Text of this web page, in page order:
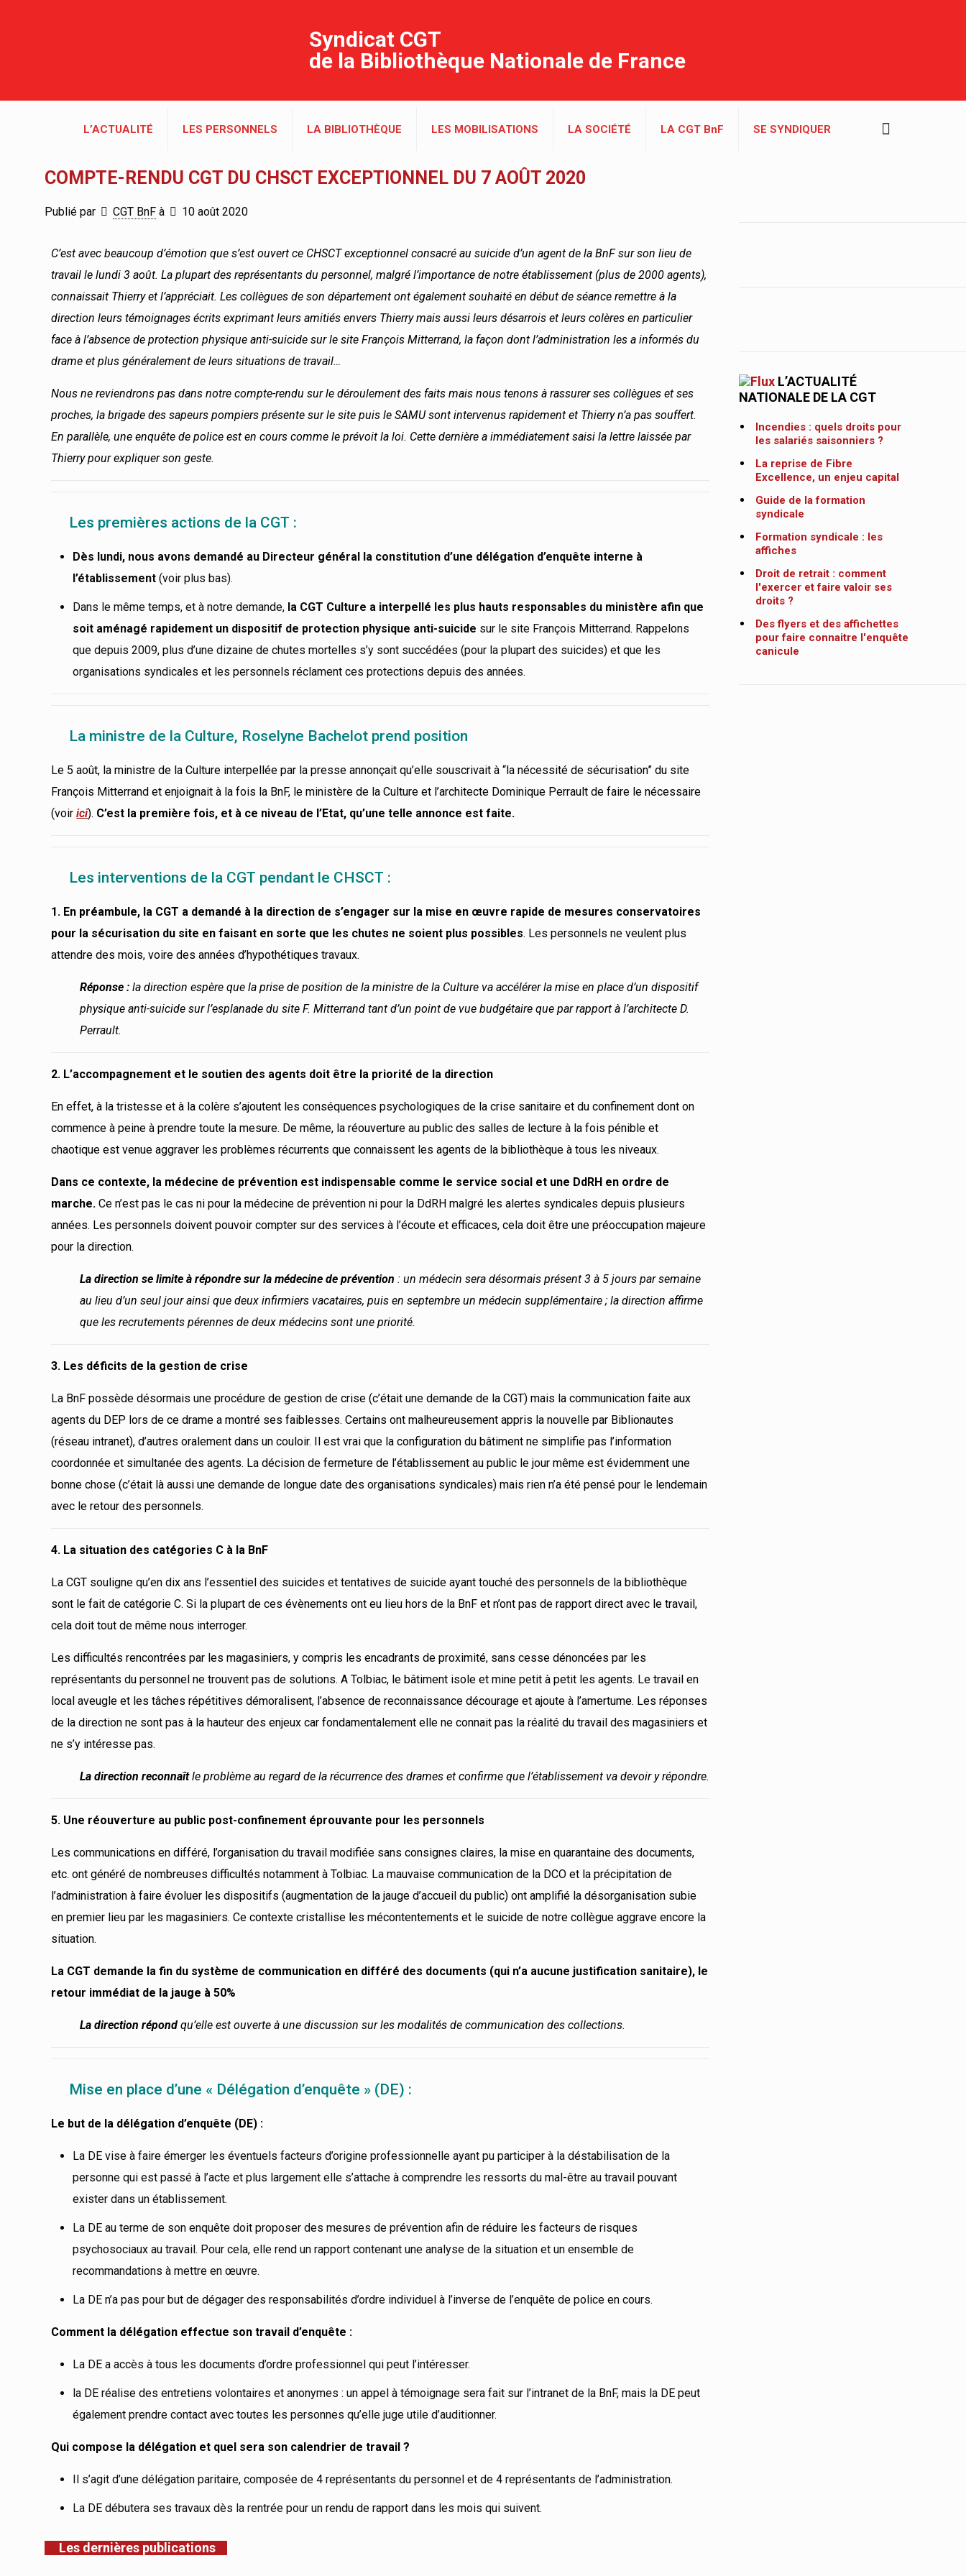
Syndicat CGT
de la Bibliothèque Nationale de France
L’ACTUALITÉ LES PERSONNELS LA BIBLIOTHÈQUE LES MOBILISATIONS LA SOCIÉTÉ LA CGT BnF SE SYNDIQUER
COMPTE-RENDU CGT DU CHSCT EXCEPTIONNEL DU 7 AOÛT 2020
Publié par CGT BnF à 10 août 2020
C’est avec beaucoup d’émotion que s’est ouvert ce CHSCT exceptionnel consacré au suicide d’un agent de la BnF sur son lieu de
travail le lundi 3 août.La plupart des représentants du personnel, malgré l’importance de notre établissement (plus de 2000 agents),
connaissait Thierry et l’appréciait.Les collègues de son département ont également souhaité en début de séance remettre à la
direction leurs témoignages écrits exprimant leurs amitiés envers Thierry mais aussi leurs désarrois et leurs colères en particulier
face à l’absence de protection physique anti-suicide sur le site François Mitterrand, la façon dont l’administration les a informés du
drame et plus généralement de leurs situations de travail…
Nous ne reviendrons pas dans notre compte-rendu sur le déroulement des faits mais nous tenons à rassurer ses collègues et ses
proches, la brigade des sapeurs pompiers présente sur le site puis le SAMU sont intervenus rapidement et Thierry n’a pas souffert.
En parallèle, une enquête de police est en cours comme le prévoit la loi. Cette dernière a immédiatement saisi la lettre laissée par
Thierry pour expliquer son geste.
Les premières actions de la CGT :
Dès lundi, nous avons demandé au Directeur général la constitution d’une délégation d’enquête interne à
l’établissement(voir plus bas).
Dans le même temps, et à notre demande, la CGT Culture a interpellé les plus hauts responsables du ministère afin que
soit aménagé rapidement un dispositif de protection physique anti-suicide sur le site François Mitterrand. Rappelons
que depuis 2009, plus d’une dizaine de chutes mortelles s’y sont succédées (pour la plupart des suicides) et que les
organisations syndicales et les personnels réclament ces protections depuis des années.
La ministre de la Culture, Roselyne Bachelot prend position
Le 5 août, la ministre de la Culture interpellée par la presse annonçait qu’elle souscrivait à “la nécessité de sécurisation” du site
François Mitterrand et enjoignait à la fois la BnF, le ministère de la Culture et l’architecte Dominique Perrault de faire le nécessaire
(voirici). C’est la première fois, et à ce niveau de l’Etat, qu’une telle annonce est faite.
Les interventions de la CGT pendant le CHSCT :
1. En préambule, la CGT a demandé à la direction de s’engager sur la mise en œuvre rapide de mesures conservatoires
pour la sécurisation du site en faisant en sorte que les chutes ne soient plus possibles. Les personnels ne veulent plus
attendre des mois, voire des années d’hypothétiques travaux.
Réponse :la direction espère que la prise de position de la ministre de la Culture va accélérer la mise en place d’un dispositif
physique anti-suicide sur l’esplanade du site F. Mitterrand tant d’un point de vue budgétaire que par rapport à l’architecte D.
Perrault.
2. L’accompagnement et le soutien des agents doit être la priorité de la direction
En effet, à la tristesse et à la colère s’ajoutent les conséquences psychologiques de la crise sanitaire et du confinement dont on
commence à peine à prendre toute la mesure. De même, la réouverture au public des salles de lecture à la fois pénible et
chaotique est venue aggraver les problèmes récurrents que connaissent les agents de la bibliothèque à tous les niveaux.
Dans ce contexte, la médecine de prévention est indispensable comme le service social et une DdRH en ordre de
marche.Ce n’est pas le cas ni pour la médecine de prévention ni pour la DdRH malgré les alertes syndicales depuis plusieurs
années. Les personnels doivent pouvoir compter sur des services à l’écoute et efficaces, cela doit être une préoccupation majeure
pour la direction.
La direction se limite à répondre sur la médecine de prévention: un médecin sera désormais présent 3 à 5 jours par semaine
au lieu d’un seul jour ainsi que deux infirmiers vacataires, puis en septembre un médecin supplémentaire ; la direction affirme
que les recrutements pérennes de deux médecins sont une priorité.
3. Les déficits de la gestion de crise
La BnF possède désormais une procédure de gestion de crise (c’était une demande de la CGT) mais la communication faite aux
agents du DEP lors de ce drame a montré ses faiblesses. Certains ont malheureusement appris la nouvelle par Biblionautes
(réseau intranet), d’autres oralement dans un couloir. Il est vrai que la configuration du bâtiment ne simplifie pas l’information
coordonnée et simultanée des agents. La décision de fermeture de l’établissement au public le jour même est évidemment une
bonne chose (c’était là aussi une demande de longue date des organisations syndicales) mais rien n’a été pensé pour le lendemain
avec le retour des personnels.
4. La situation des catégories C à la BnF
La CGT souligne qu’en dix ans l’essentiel des suicides et tentatives de suicide ayant touché des personnels de la bibliothèque
sont le fait de catégorie C. Si la plupart de ces évènements ont eu lieu hors de la BnF et n’ont pas de rapport direct avec le travail,
cela doit tout de même nous interroger.
Les difficultés rencontrées par les magasiniers, y compris les encadrants de proximité, sans cesse dénoncées par les
représentants du personnel ne trouvent pas de solutions. A Tolbiac, le bâtiment isole et mine petit à petit les agents. Le travail en
local aveugle et les tâches répétitives démoralisent, l’absence de reconnaissance décourage et ajoute à l’amertume. Les réponses
de la direction ne sont pas à la hauteur des enjeux car fondamentalement elle ne connait pas la réalité du travail des magasiniers et
ne s’y intéresse pas.
La direction reconnaîtle problème au regard de la récurrence des drames et confirme que l’établissement vadevoir y répondre.
5. Une réouverture au public post-confinement éprouvante pour les personnels
Les communications en différé, l’organisation du travail modifiée sans consignes claires, la mise en quarantaine des documents,
etc. ont généré de nombreuses difficultés notamment à Tolbiac. La mauvaise communication de la DCO et la précipitation de
l’administration à faire évoluer les dispositifs (augmentation de la jauge d’accueil du public) ont amplifié la désorganisation subie
en premier lieu par les magasiniers. Ce contexte cristallise les mécontentements et le suicide de notre collègue aggrave encore la
situation.
La CGT demande la fin du système de communication en différé des documents (qui n’a aucune justification sanitaire), le
retour immédiat de la jauge à 50%
La directionrépondqu’elle est ouverte à une discussion sur les modalités de communication des collections.
Mise en place d’une « Délégation d’enquête » (DE) :
Le but de la délégation d’enquête (DE) :
La DE vise à faire émerger les éventuels facteurs d’origine professionnelle ayant pu participer à la déstabilisation de la
personne qui est passé à l’acte et plus largement elle s’attache à comprendre les ressorts du mal-être au travail pouvant
exister dans un établissement.
La DE au terme de son enquête doit proposer des mesures de prévention afin de réduire les facteurs de risques
psychosociaux au travail. Pour cela, elle rend un rapport contenant une analyse de la situation et un ensemble de
recommandations à mettre en œuvre.
La DE n’a pas pour but de dégager des responsabilités d’ordre individuel à l’inverse de l’enquête de police en cours.
Comment la délégation effectue son travail d’enquête :
La DE a accès à tous les documents d’ordre professionnel qui peut l’intéresser.
la DE réalise des entretiens volontaires et anonymes : un appel à témoignage sera fait sur l’intranet de la BnF, mais la DE peut
également prendre contact avec toutes les personnes qu’elle juge utile d’auditionner.
Qui compose la délégation et quel sera son calendrier de travail ?
Il s’agit d’une délégation paritaire, composée de 4 représentants du personnel et de 4 représentants de l’administration.
La DE débutera ses travaux dès la rentrée pour un rendu de rapport dans les mois qui suivent.
Les dernières publications
L’ACTUALITÉ
NATIONALE DE LA CGT
Incendies : quels droits pour
les salariés saisonniers ?
La reprise de Fibre
Excellence, un enjeu capital
Guide de la formation
syndicale
Formation syndicale : les
affiches
Droit de retrait : comment
l'exercer et faire valoir ses
droits ?
Des flyers et des affichettes
pour faire connaitre l'enquête
canicule